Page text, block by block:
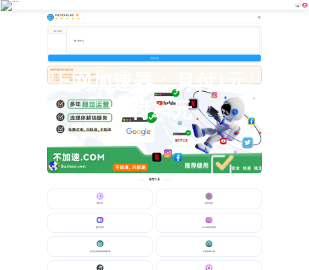
狗屁不通文章生成器
5
输入内容
开始生成
狗屁不通文章生成器介绍
1、先输入要生成内容的主要概要，比如：今晚吃什么。
2、点击“开始生成”按钮，即可生成内容。
3、生成的内容只做为测试用，请为用于其它正式用途。
上网加速器：月付1元/
年付24元
推荐工具
倡议书 差评回复
通告写作 ASCII码对照表
百分比利率转民间利率 半球体积计算